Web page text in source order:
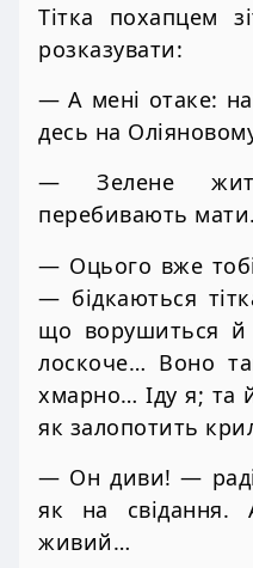
Тітка похапцем
розказувати:
— А мені отаке:
десь на
— Зелене
перебивають мати.
— Оцього вже
— бідкаються
що ворушиться й
лоскоче… Воно
хмарно… Іду я; та
як залопотить
— Он диви! —
як на
живий…